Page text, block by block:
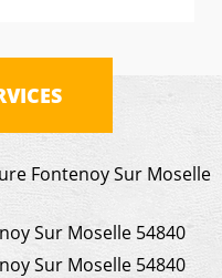
Fontenoy Sur Moselle
Sur Moselle 54840
Sur Moselle 54840